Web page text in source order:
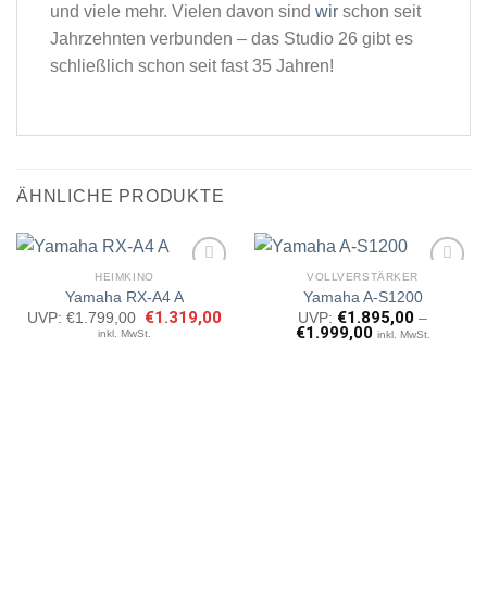
und viele mehr. Vielen davon sind wir schon seit
Jahrzehnten verbunden – das Studio 26 gibt es
schließlich schon seit fast 35 Jahren!
ÄHNLICHE PRODUKTE
Artikel
HEIMKINO
Yamaha RX-A4 A
UVP: €1.799,00
Ursprünglicher
Preis
€1.319,00
inkl. MwSt.
Artikel
merken
VOLLVERSTÄRKER
Yamaha A-S1200
UVP: €1.895,00 –
€1.999,00 inkl. MwSt.